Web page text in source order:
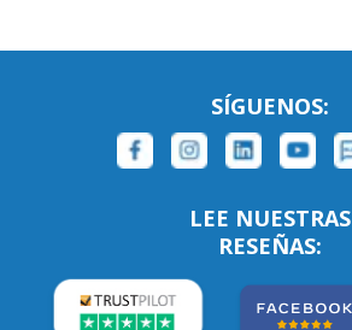
SÍGUENOS:
LEE NUESTRAS
RESEÑAS: